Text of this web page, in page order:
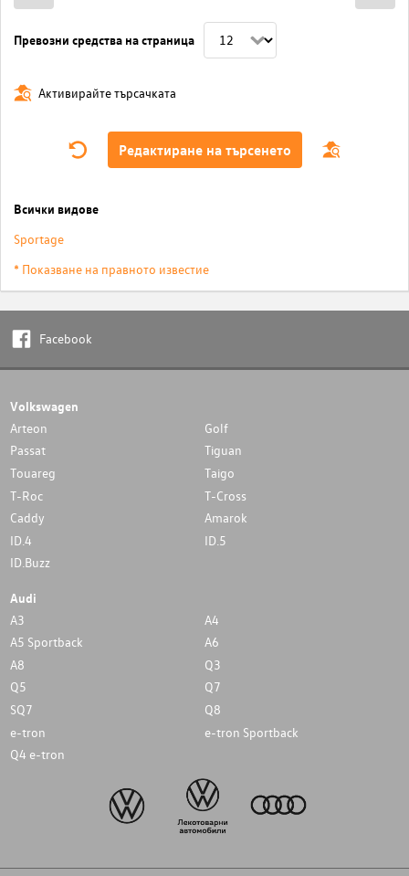
Превозни средства на страница
Активирайте търсачката
Редактиране на търсенето
Всички видове
Sportage
* Показване на правното известие
Facebook
Volkswagen
Arteon
Golf
Passat
Tiguan
Touareg
Taigo
T-Roc
T-Cross
Caddy
Amarok
ID.4
ID.5
ID.Buzz
Audi
A3
A4
A5 Sportback
A6
A8
Q3
Q5
Q7
SQ7
Q8
e-tron
e-tron Sportback
Q4 e-tron